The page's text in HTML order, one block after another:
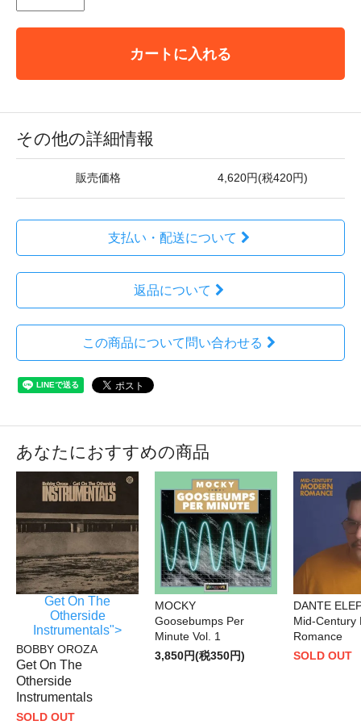
カートに入れる
その他の詳細情報
販売価格 4,620円(税420円)
支払い・配送について
返品について
この商品について問い合わせる
あなたにおすすめの商品
Get On The
Otherside
Instrumentals">
BOBBY OROZA
Get On The
Otherside
Instrumentals
SOLD OUT
MOCKY
Goosebumps Per
Minute Vol. 1
3,850円(税350円)
DANTE
Mid-Century
Romance
SOLD OUT